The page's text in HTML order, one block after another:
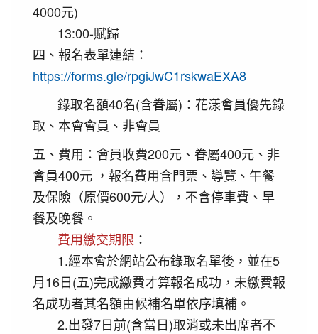
4000元)
13:00-賦歸
四、報名表單連結：
https://forms.gle/rpgiJwC1rskwaEXA8
錄取名額40名(含眷屬)：花漾會員優先錄
取、本會會員、非會員
五、費用：會員收費200元、眷屬400元、非
會員400元 ，報名費用含門票、導覽、午餐
及保險（原價600元/人），不含停車費、早
餐及晚餐。
費用繳交期限 ：
1.經本會於網站公布錄取名單後，並在5
月16日(五)完成繳費才算報名成功，未繳費報
名成功者其名額由候補名單依序填補。
2.出發7日前(含當日)取消或未出席者不